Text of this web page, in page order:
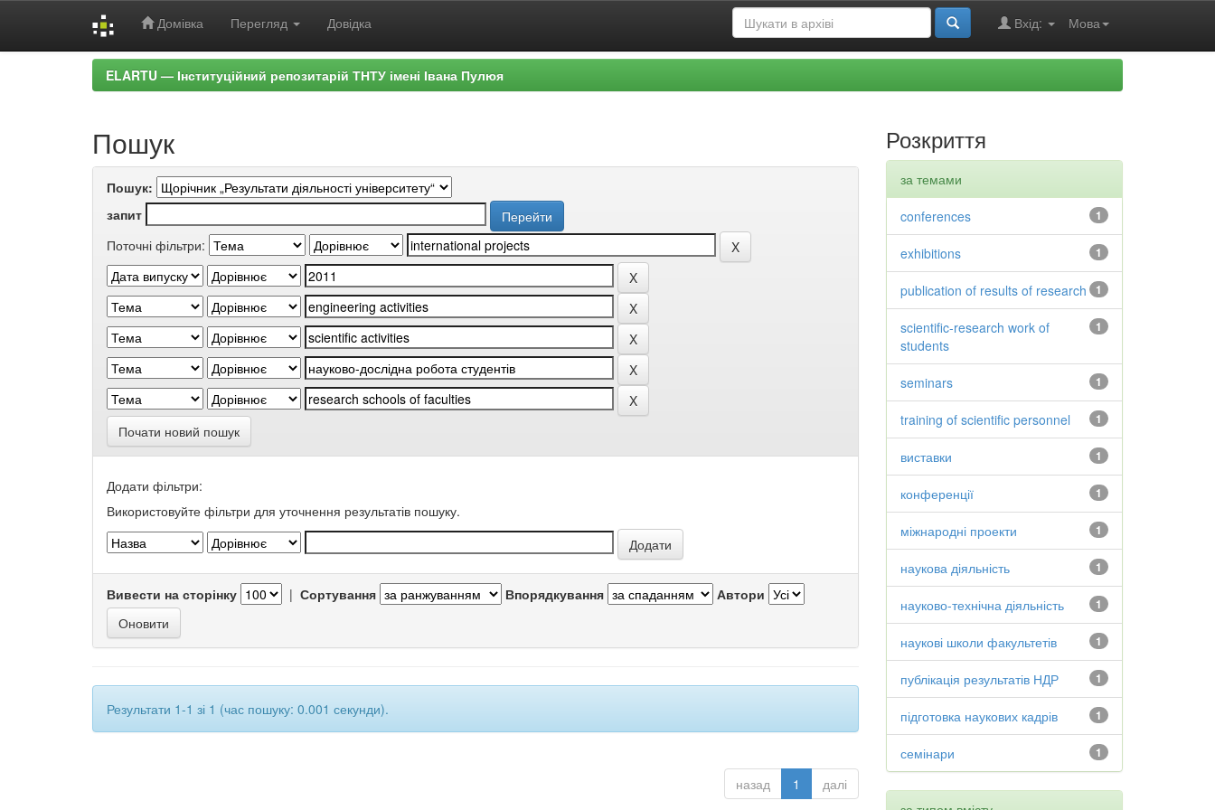
Домівка Перегляд Довідка Мова
Вхід:
ELARTU — Інституційний репозитарій ТНТУ імені Івана Пулюя
Пошук
Пошук:
запит
Поточні фільтри:
Почати новий пошук
Додати фільтри:
Використовуйте фільтри для уточнення результатів пошуку.
Вивести на сторінку | Сортування Впорядкування Автори
Результати 1-1 зі 1 (час пошуку: 0.001 секунди).
назад 1 далі
Розкриття
за темами
1
conferences
1
exhibitions
1
publication of results of research
1
scientific-research work of
students
1
seminars
1
training of scientific personnel
1
виставки
1
конференції
1
міжнародні проекти
1
наукова діяльність
1
науково-технічна діяльність
1
наукові школи факультетів
1
публікація результатів НДР
1
підготовка наукових кадрів
1
семінари